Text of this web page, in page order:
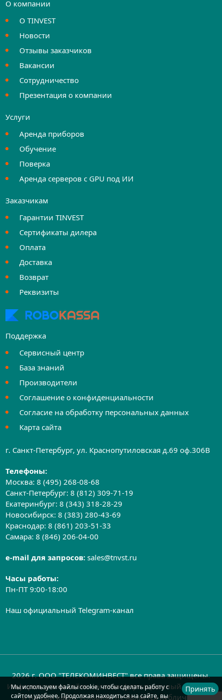
О компании
О TINVEST
Новости
Отзывы заказчиков
Вакансии
Сотрудничество
Презентация о компании
Услуги
Аренда приборов
Обучение
Поверка
Аренда серверов с GPU под ИИ
Заказчикам
Гарантии TINVEST
Сертификаты дилера
Оплата
Доставка
Возврат
Реквизиты
Поддержка
Сервисный центр
База знаний
Производители
Соглашение о конфиденциальности
Согласие на обработку персональных данных
Карта сайта
г. Санкт-Петербург, ул. Краснопутиловская д.69 оф.306B
Телефоны:
Москва:8 (495) 268-08-68
Санкт-Петербург:8 (812) 309-71-19
Екатеринбург:8 (343) 318-28-29
Новосибирск:8 (383) 280-43-69
Краснодар:8 (861) 203-51-33
Самара:8 (846) 206-04-00
e-mail для запросов:sales@tnvst.ru
Часы работы:
Пн-ПТ 9:00-18:00
Наш официальный Telegram-канал
2026 г. ООО "ТЕЛЕКОМИНВЕСТ" все права защищены.
Информация на сайте носит информационный характер
и ни при каких условиях не является публичной
Мы используем файлы cookie, чтобы сделать работу с
сайтом удобнее. Продолжая находиться на сайте, вы
Принять